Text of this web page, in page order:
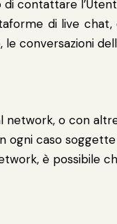
contattare
di live
le conversazioni
o con
ogni caso
è possibile